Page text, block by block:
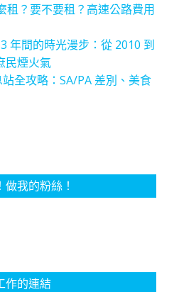
租？要不要租？高速公路費用
年間的時光漫步：從 2010 到
民煙火氣
全攻略：SA/PA 差別、美食
我的粉絲！
作的連結